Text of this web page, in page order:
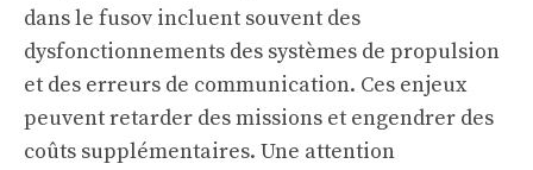
dans le fusov incluent souvent des
dysfonctionnements des systèmes de propulsion
et des erreurs de communication. Ces enjeux
peuvent retarder des missions et engendrer des
coûts supplémentaires. Une attention